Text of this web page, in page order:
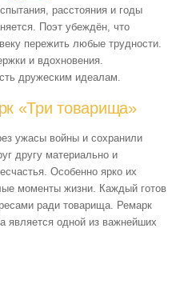
расстояния и годы
Поэт убеждён, что
пережить любые трудности.
и вдохновения.
дружеским идеалам.
«Три товарища»
ужасы войны и сохранили
другу материально и
Особенно ярко их
моменты жизни. Каждый готов
ради товарища. Ремарк
является одной из важнейших